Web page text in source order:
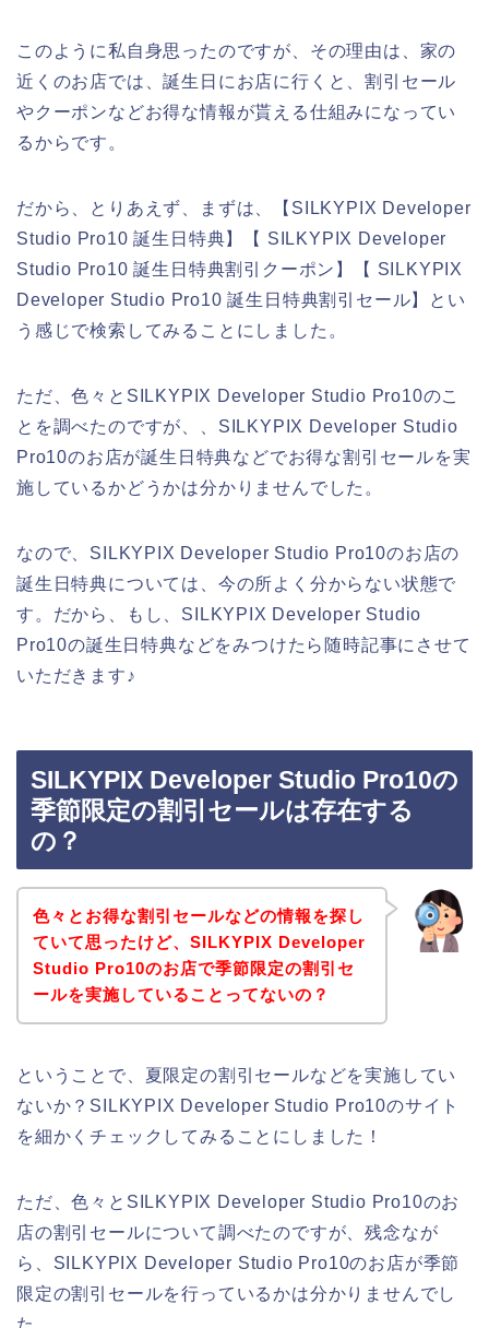
このように私自身思ったのですが、その理由は、家の
近くのお店では、誕生日にお店に行くと、割引セール
やクーポンなどお得な情報が貰える仕組みになってい
るからです。
だから、とりあえず、まずは、【SILKYPIX Developer
Studio Pro10 誕生日特典】【 SILKYPIX Developer
Studio Pro10 誕生日特典割引クーポン】【 SILKYPIX
Developer Studio Pro10 誕生日特典割引セール】とい
う感じで検索してみることにしました。
ただ、色々とSILKYPIX Developer Studio Pro10のこ
とを調べたのですが、、SILKYPIX Developer Studio
Pro10のお店が誕生日特典などでお得な割引セールを実
施しているかどうかは分かりませんでした。
なので、SILKYPIX Developer Studio Pro10のお店の
誕生日特典については、今の所よく分からない状態で
す。だから、もし、SILKYPIX Developer Studio
Pro10の誕生日特典などをみつけたら随時記事にさせて
いただきます♪
SILKYPIX Developer Studio Pro10の
季節限定の割引セールは存在する
の？
色々とお得な割引セールなどの情報を探し
ていて思ったけど、SILKYPIX Developer
Studio Pro10のお店で季節限定の割引セ
ールを実施していることってないの？
ということで、夏限定の割引セールなどを実施してい
ないか？SILKYPIX Developer Studio Pro10のサイト
を細かくチェックしてみることにしました！
ただ、色々とSILKYPIX Developer Studio Pro10のお
店の割引セールについて調べたのですが、残念なが
ら、SILKYPIX Developer Studio Pro10のお店が季節
限定の割引セールを行っているかは分かりませんでし
た。